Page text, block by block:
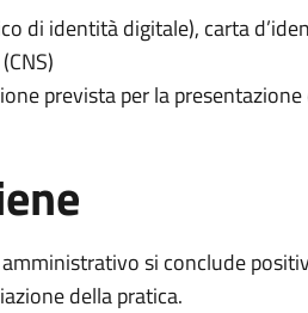
di identità digitale), carta
prevista per la presentazione
si conclude
della pratica.